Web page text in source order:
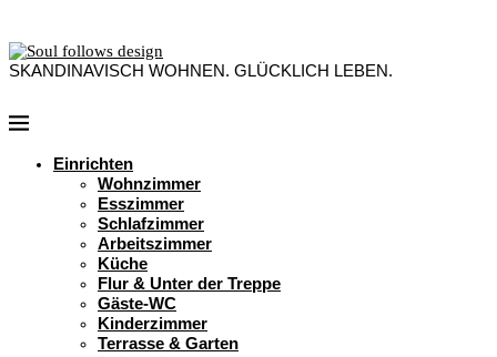
SKANDINAVISCH WOHNEN. GLÜCKLICH LEBEN.
Einrichten
Wohnzimmer
Esszimmer
Schlafzimmer
Arbeitszimmer
Küche
Flur & Unter der Treppe
Gäste-WC
Kinderzimmer
Terrasse & Garten